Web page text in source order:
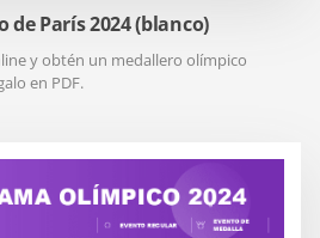
París 2024 (blanco)
y obtén un medallero olímpico
en PDF.